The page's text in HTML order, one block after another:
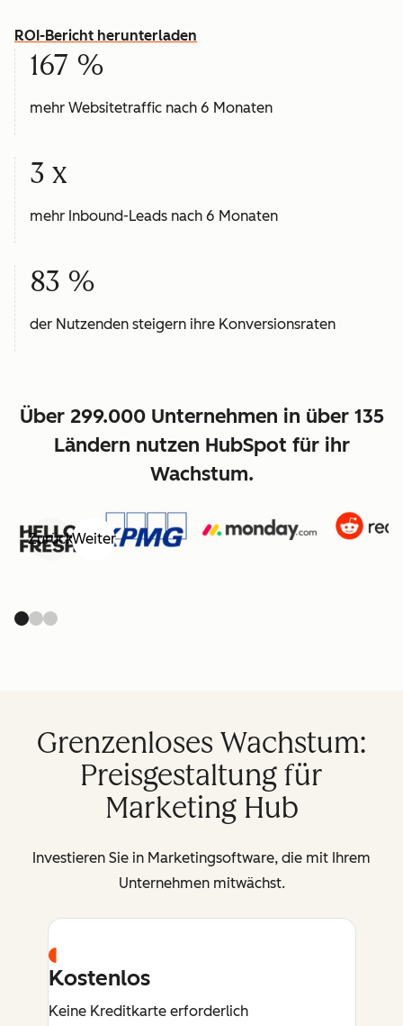
ROI-Bericht herunterladen
167 %
mehr Websitetraffic nach 6 Monaten
3 x
mehr Inbound-Leads nach 6 Monaten
83 %
der Nutzenden steigern ihre Konversionsraten
Über 299.000 Unternehmen in über 135
Ländern nutzen HubSpot für ihr
Wachstum.
ZurückWeiter
Grenzenloses Wachstum:
Preisgestaltung für
Marketing Hub
Investieren Sie in Marketingsoftware, die mit Ihrem
Unternehmen mitwächst.
Kostenlos
Keine Kreditkarte erforderlich